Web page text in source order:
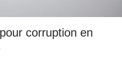
corruption en